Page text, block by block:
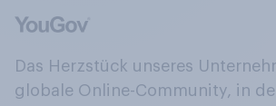
Das Herzstück unseres
globale Online-Community, in